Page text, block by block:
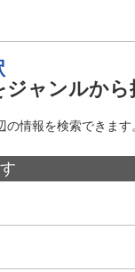
ジャンルから
の情報を検索できま